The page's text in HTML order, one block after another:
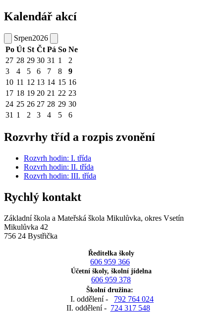
Kalendář akcí
Srpen2026
Po Út St Čt Pá So Ne
27 28 29 30 31 1
2
3
4 5 6 7 8
9
10 11 12 13 14 15 16
17 18 19 20 21 22 23
24 25 26 27 28 29 30
31 1 2 3 4 5 6
Rozvrhy tříd a rozpis zvonění
Rozvrh hodin: I. třída
Rozvrh hodin: II. třída
Rozvrh hodin: III. třída
Rychlý kontakt
Základní škola a Mateřská škola Mikulůvka, okres Vsetín
Mikulůvka 42
756 24 Bystřička
Ředitelka školy
606 959 366
Účetní školy, školní jídelna
606 959 378
Školní družina:
I. oddělení - 792 764 024
II. oddělení - 724 317 548